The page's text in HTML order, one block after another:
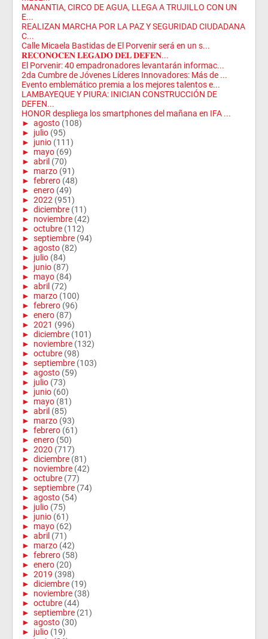
MANANTIA, CIRCO DE AGUA, LLEGA A TRUJILLO CON UN
E...
REALIZAN MARCHA POR LA PAZ Y SEGURIDAD CIUDADANA
C...
Calle Micaela Bastidas de El Porvenir será en un s...
𝐑𝐄𝐂𝐎𝐍𝐎𝐂𝐄𝐍 𝐋𝐄𝐆𝐀𝐃𝐎 𝐃𝐄𝐋 𝐃𝐄𝐅𝐄𝐍...
El Porvenir: 40 empadronadores levantarán informac...
2da Cumbre de Jóvenes Líderes Innovadores: Más de ...
Evento emblemático premia a los mejores talentos e...
LAMBAYEQUE Y PIURA: INICIAN CONSTRUCCIÓN DE
DEFEN...
HONOR despliega los smartphones del mañana en IFA ...
► agosto (108)
► julio (95)
► junio (111)
► mayo (69)
► abril (70)
► marzo (91)
► febrero (48)
► enero (49)
► 2022 (951)
► diciembre (11)
► noviembre (42)
► octubre (112)
► septiembre (94)
► agosto (82)
► julio (84)
► junio (87)
► mayo (84)
► abril (72)
► marzo (100)
► febrero (96)
► enero (87)
► 2021 (996)
► diciembre (101)
► noviembre (132)
► octubre (98)
► septiembre (103)
► agosto (59)
► julio (73)
► junio (60)
► mayo (81)
► abril (85)
► marzo (93)
► febrero (61)
► enero (50)
► 2020 (717)
► diciembre (81)
► noviembre (42)
► octubre (77)
► septiembre (74)
► agosto (54)
► julio (75)
► junio (61)
► mayo (62)
► abril (71)
► marzo (42)
► febrero (58)
► enero (20)
► 2019 (398)
► diciembre (19)
► noviembre (38)
► octubre (44)
► septiembre (21)
► agosto (30)
► julio (19)